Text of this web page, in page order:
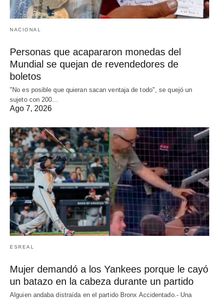
NACIONAL
Personas que acapararon monedas del
Mundial se quejan de revendedores de
boletos
"No es posible que quieran sacan ventaja de todo", se quejó un
sujeto con 200…
Ago 7, 2026
ESREAL
Mujer demandó a los Yankees porque le cayó
un batazo en la cabeza durante un partido
Alguien andaba distraída en el partido Bronx Accidentado.- Una